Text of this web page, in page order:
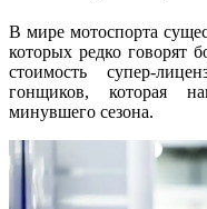
В мире мотоспорта
которых редко говорят
стоимость супер-
гонщиков, которая
минувшего сезона.